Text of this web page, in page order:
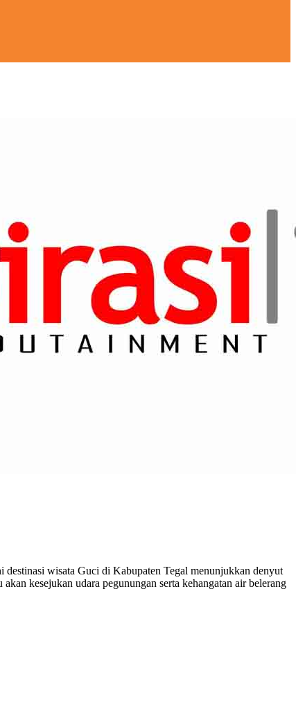
wisata Guci di Kabupaten Tegal menunjukkan denyut
kesejukan udara pegunungan serta kehangatan air belerang